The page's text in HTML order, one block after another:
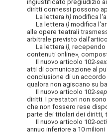
ingiustificato pregiudizio
diritti connessi possono
La lettera h)modifica
La lettera i)modifica
alle opere teatrali
arbitrale previsto
La lettera l), recependo
contenuti online»,
Il nuovo articolo 102-
atti di comunicazione al
conclusione di un
qualora non agiscano su
Il nuovo articolo 102-
diritti. I prestatori non
che non fossero rese
parte dei titolari dei diritti,
Il nuovo articolo 102-
annuo inferiore a 10